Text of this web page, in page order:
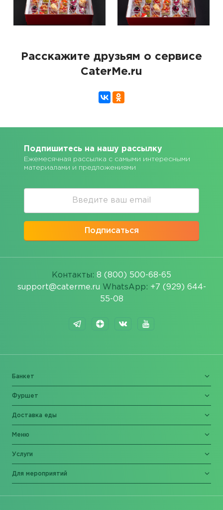
Расскажите друзьям о сервисе
CaterMe.ru
Подпишитесь на нашу рассылку
Ежемесячная рассылка с самыми интересными
материалами и предложениями
Подписаться
Контакты: 8 (800) 500-68-65
support@caterme.ru WhatsApp: +7 (929) 644-
55-08
Банкет
Фуршет
Доставка еды
Меню
Услуги
Для мероприятий